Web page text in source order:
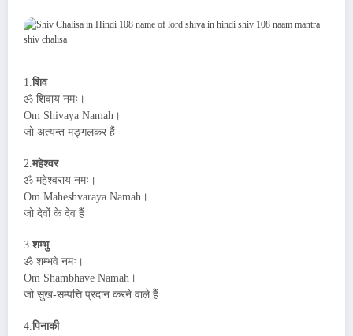
1.शिव
ॐ शिवाय नमः।
Om Shivaya Namah।
जो अत्यन्त मङ्गलकर हैं
2.महेश्वर
ॐ महेश्वराय नमः।
Om Maheshvaraya Namah।
जो देवों के देव हैं
3.शम्भु
ॐ शम्भवे नमः।
Om Shambhave Namah।
जो सुख-सम्पत्ति प्रदान करने वाले हैं
4.पिनाकी